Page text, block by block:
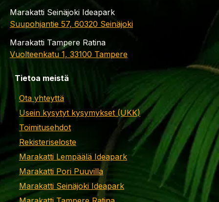
Marakatti Seinäjoki Ideapark
Suupohjantie 57, 60320 Seinäjoki
Marakatti Tampere Ratina
Vuolteenkatu 1, 33100 Tampere
Tietoa meistä
Ota yhteyttä
Usein kysytyt kysymykset (UKK)
Toimitusehdot
Rekisteriseloste
Marakatti Lempäälä Ideapark
Marakatti Pori Puuvilla
Marakatti Seinäjoki Ideapark